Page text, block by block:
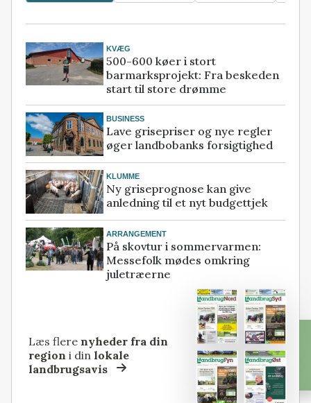
KVÆG
500-600 køer i stort
barmarksprojekt: Fra beskeden
start til store drømme
BUSINESS
Lave grisepriser og nye regler
øger landbobanks forsigtighed
KLUMME
Ny griseprognose kan give
anledning til et nyt budgettjek
ARRANGEMENT
På skovtur i sommervarmen:
Messefolk mødes omkring
juletræerne
Læs flere nyheder fra din
region i dinlokale
landbrugsavis